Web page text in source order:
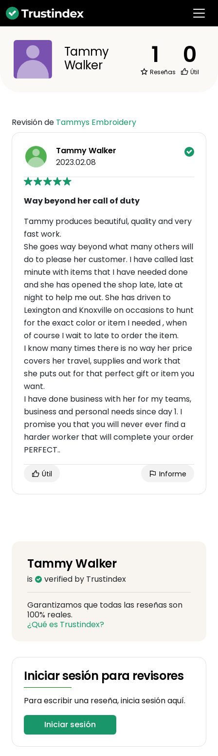
Tammy
Walker
1
Reseñas
0
Útil
Revisión de Tammys Embroidery
Tammy Walker
2023.02.08
Way beyond her call of duty
Tammy produces beautiful, quality and very
fast work.
She goes way beyond what many others will
do to please her customer. I have called last
minute with items that I have needed done
and she has opened the shop late, late at
night to help me out. She has driven to
Lexington and Knoxville on occasions to hunt
for the exact color or item I needed , when
of course I wait to late to order the item.
I know many times there is no way her price
covers her travel, supplies and work that
she puts out for that perfect gift or item you
want.
I have done business with her for my teams,
business and personal needs since day 1. I
promise you that you will never ever find a
harder worker that will complete your order
PERFECT..
Útil Informe
Tammy Walker
is verified by Trustindex
Garantizamos que todas las reseñas son
100% reales.
¿Qué es Trustindex?
Iniciar sesión para revisores
Para escribir una reseña, inicia sesión aquí.
Iniciar sesión